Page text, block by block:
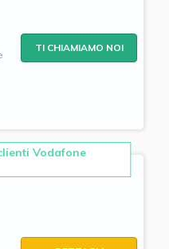
TI CHIAMIAMO NOI
Vodafone